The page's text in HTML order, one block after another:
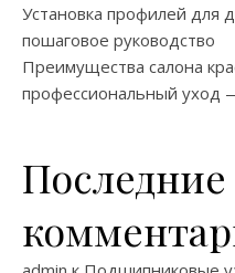
Установка профилей для
пошаговое руководство
Преимущества салона
профессиональный уход
Последние